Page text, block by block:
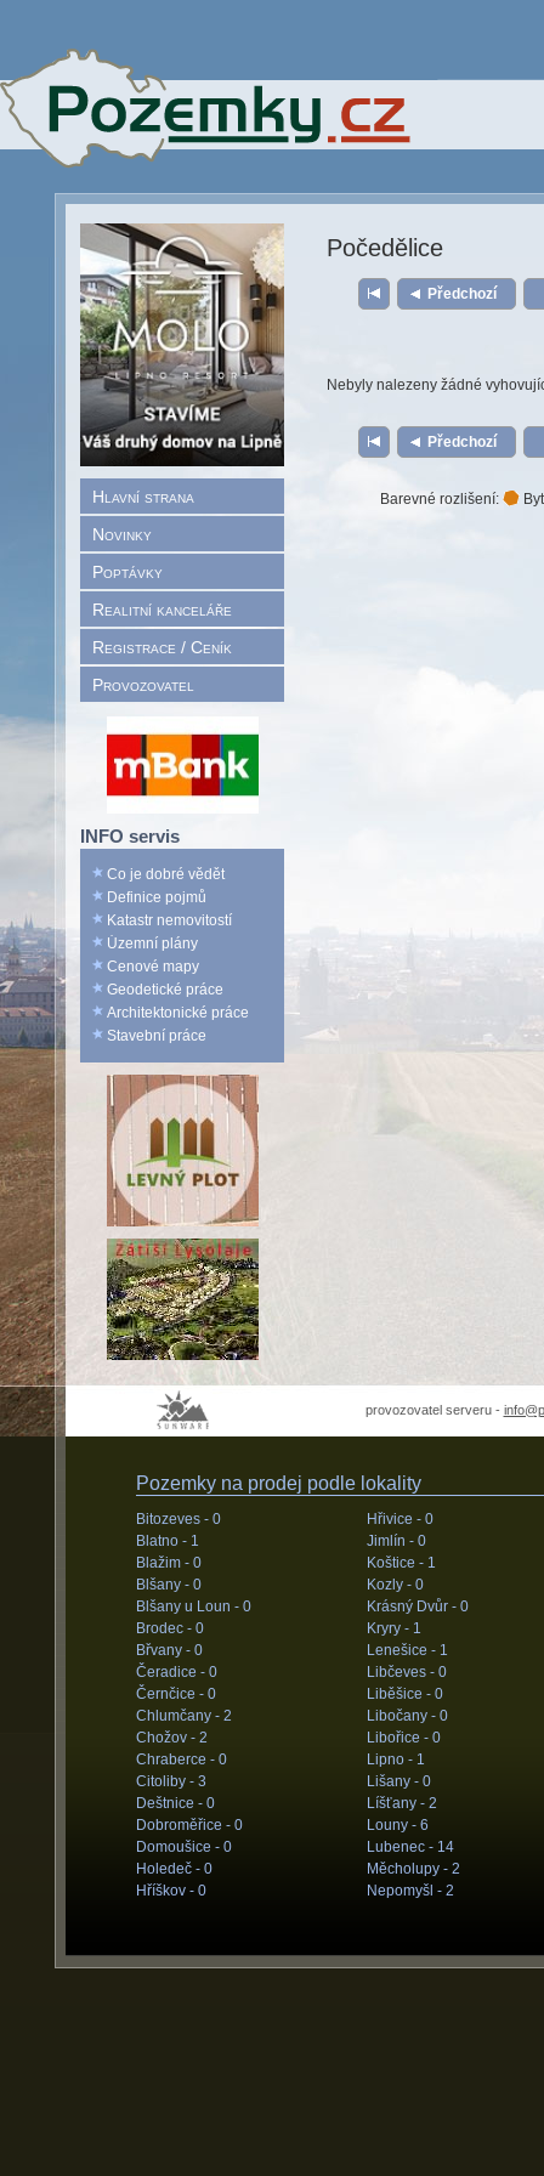
Hlavní strana
Novinky
Poptávky
Realitní kanceláře
Registrace / Ceník
Provozovatel
INFO servis
Co je dobré vědět
Definice pojmů
Katastr nemovitostí
Územní plány
Cenové mapy
Geodetické práce
Architektonické práce
Stavební práce
Počedělice
Předchozí
Nebyly nalezeny žádné
Předchozí
Barevné rozlišení:
provozovatel serveru -
Pozemky na prodej podle lokality
Bitozeves - 0
Blatno - 1
Blažim - 0
Blšany - 0
Blšany u Loun - 0
Brodec - 0
Břvany - 0
Čeradice - 0
Černčice - 0
Chlumčany - 2
Chožov - 2
Chraberce - 0
Citoliby - 3
Deštnice - 0
Dobroměřice - 0
Domoušice - 0
Holedeč - 0
Hříškov - 0
Hřivice - 0
Jimlín - 0
Koštice - 1
Kozly - 0
Krásný Dvůr - 0
Kryry - 1
Lenešice - 1
Libčeves - 0
Liběšice - 0
Libočany - 0
Libořice - 0
Lipno - 1
Lišany - 0
Líšťany - 2
Louny - 6
Lubenec - 14
Měcholupy - 2
Nepomyšl - 2